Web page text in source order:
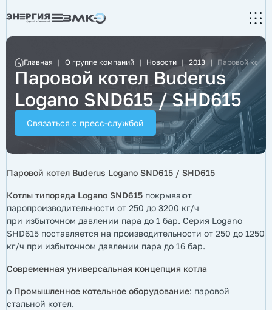
Главная | О группе компаний | Новости | 2013 | Паровой
Паровой котел Buderus
Logano SND615 / SHD615
Связаться с пресс-службой
Паровой котел Buderus Logano SND615 / SHD615
Котлы типоряда Logano SND615 покрывают
паропроизводительности от 250 до 3200 кг/ч
при избыточном давлении пара до 1 бар. Серия Logano
SHD615 поставляется на производительности от 250 до 1250
кг/ч при избыточном давлении пара до 16 бар.
Современная универсальная концепция котла
o Промышленное котельное оборудование: паровой
стальной котел.